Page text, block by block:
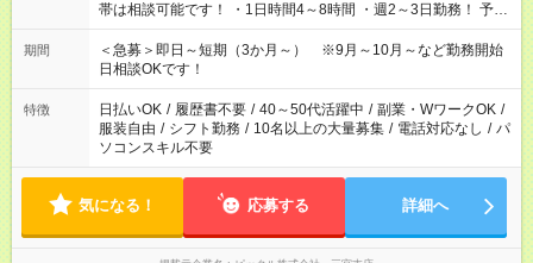
帯は相談可能です！ ・1日時間4～8時間 ・週2～3日勤務！ 予定
のない日だけの勤務もOK☆ 未経験でも始められる高時給のお仕
事も多数！ ※お仕事により異なります。
期間
＜急募＞即日～短期（3か月～） ※9月～10月～など勤務開始
日相談OKです！
特徴 日払いOK / 履歴書不要 / 40～50代活躍中 / 副業・WワークOK /
服装自由 / シフト勤務 / 10名以上の大量募集 / 電話対応なし / パ
ソコンスキル不要
気になる！ 応募する 詳細へ